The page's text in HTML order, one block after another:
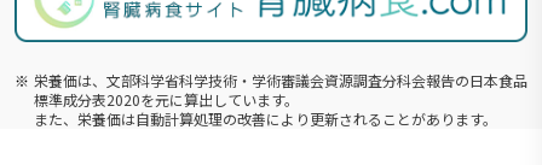
※ 栄養価は、文部科学省科学技術・学術審議会資源調査分科会報告の⽇本食品
標準成分表2020を元に算出しています。
また、栄養価は自動計算処理の改善により更新されることがあります。